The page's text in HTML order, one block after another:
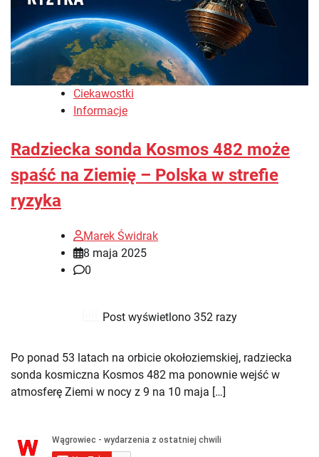
Ciekawostki
Informacje
Radziecka sonda Kosmos 482 może
spaść na Ziemię – Polska w strefie
ryzyka
Marek Świdrak
8 maja 2025
0
Post wyświetlono 352 razy
Po ponad 53 latach na orbicie okołoziemskiej, radziecka
sonda kosmiczna Kosmos 482 ma ponownie wejść w
atmosferę Ziemi w nocy z 9 na 10 maja […]